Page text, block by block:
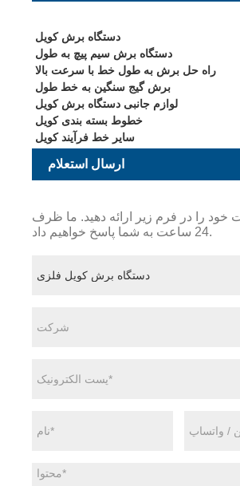
دستگاه برش کویل
دستگاه برش سیم پیچ به طول
راه حل برش به طول خط با سرعت بالا
برش گیج سنگین به خط طول
لوازم جانبی دستگاه برش کویل
خطوط بسته بندی کویل
سایر خط فرآیند کویل
ارسال استعلام
خود را در فرم زیر ارائه دهید. ما ظرف
24 ساعت به شما پاسخ خواهیم داد.